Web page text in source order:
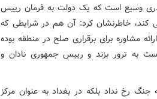
قدری وسیع است که یک دولت به فرمان رییس
کند، خاطرنشان کرد: آن هم در شرایطی که
مشاوره برای برقراری صلح در منطقه بوده
ترور بزند و رییس جمهوری نادان و
رخ نداد بلکه در بغداد به عنوان مرکز